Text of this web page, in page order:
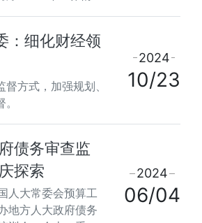
国有资产管理等相关部门和单
门工作；加强对区县（自治
业务培训。
工委的联系，承办全国人大常
委会党组、常委会主任会议、
：细化财经领
方式，加强规划、
2024
10/23
债务审查监
探索
人大常委会预算工
地方人大政府债务
2024
06/04